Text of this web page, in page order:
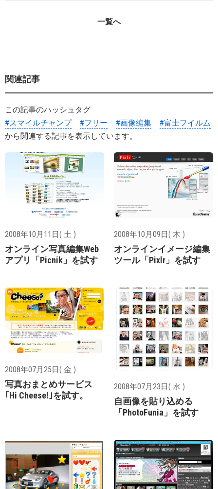
一覧へ
関連記事
この記事のハッシュタグ
#スマイルチャンプ
#フリー #画像編集
#富士フイルム
から関連する記事を表示しています。
2008年10月11日( 土 )
オンライン写真編集Web
アプリ「Picnik」を試す
2008年10月09日( 木 )
オンラインイメージ編集
ツール「Pixlr」を試す
2008年07月25日( 金 )
写真おまとめサービス
｢Hi Cheese!｣を試す。
2008年07月23日( 水 )
自画像を貼り込める
「PhotoFunia」を試す